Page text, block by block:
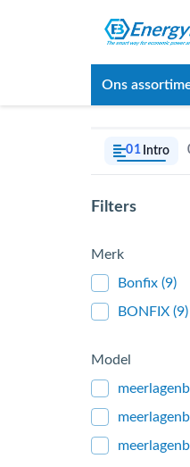
Ons
01 Intro
Filters
Merk
Bonfix (9)
BONFIX (9)
Model